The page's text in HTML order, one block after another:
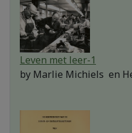
Leven met leer-1
by Marlie Michiels en